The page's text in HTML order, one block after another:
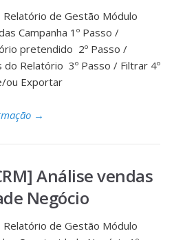
Relatório de Gestão Módulo
Campanha 1º Passo /
pretendido 2º Passo /
Relatório 3º Passo / Filtrar 4º
ou Exportar
→
Análise vendas
Negócio
Relatório de Gestão Módulo